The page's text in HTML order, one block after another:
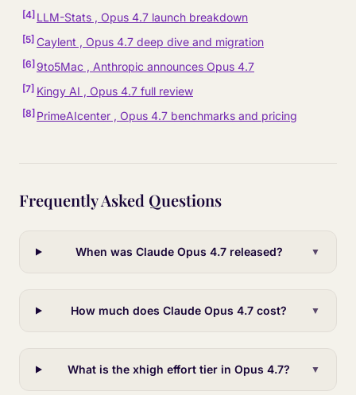
[4] LLM-Stats , Opus 4.7 launch breakdown
[5] Caylent , Opus 4.7 deep dive and migration
[6] 9to5Mac , Anthropic announces Opus 4.7
[7] Kingy AI , Opus 4.7 full review
[8] PrimeAIcenter , Opus 4.7 benchmarks and pricing
Frequently Asked Questions
When was Claude Opus 4.7 released? ▼
How much does Claude Opus 4.7 cost? ▼
What is the xhigh effort tier in Opus 4.7? ▼